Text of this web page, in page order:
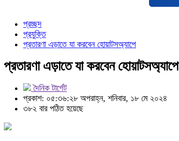
প্রচ্ছদ
প্রযুক্তি
প্রতারণা এড়াতে যা করবেন হোয়াটসঅ্যাপে
প্রতারণা এড়াতে যা করবেন হোয়াটসঅ্যাপে
দৈনিক টার্গেট
প্রকাশ: ০৫:৩৬:২৮ অপরাহ্ন, শনিবার, ১৮ মে ২০২৪
৩৮২ বার পঠিত হয়েছে